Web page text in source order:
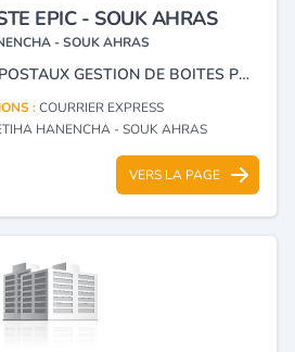
EPIC - SOUK AHRAS
- SOUK AHRAS
POSTE ET SERVICES POSTAUX GESTION DE BOITES POSTALES COURRIER EXPRESS
:COURRIER EXPRESS
HANENCHA - SOUK AHRAS
VERS LA PAGE